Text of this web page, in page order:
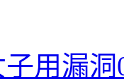
用漏